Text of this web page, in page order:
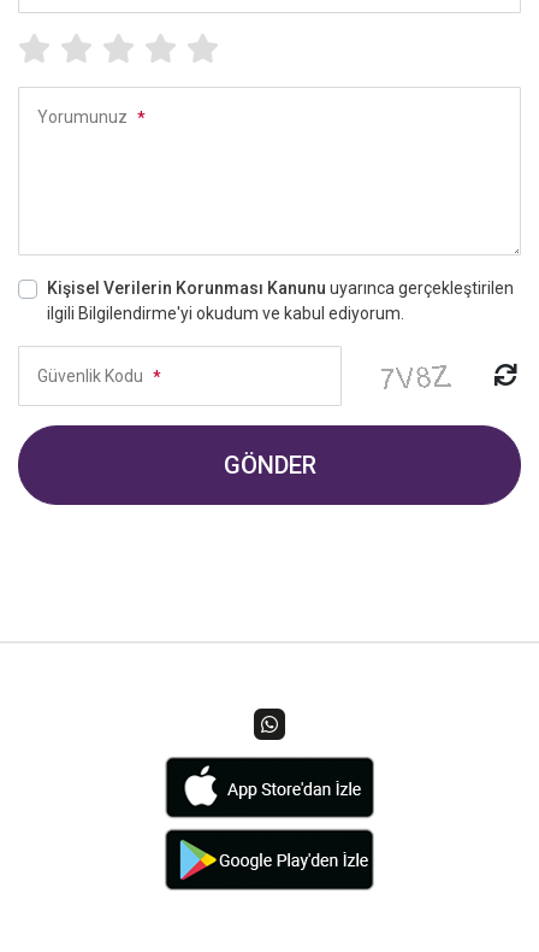
Yorumunuz *
Kişisel Verilerin Korunması Kanunu uyarınca gerçekleştirilen
ilgili Bilgilendirme'yi okudum ve kabul ediyorum.
Güvenlik Kodu *
GÖNDER